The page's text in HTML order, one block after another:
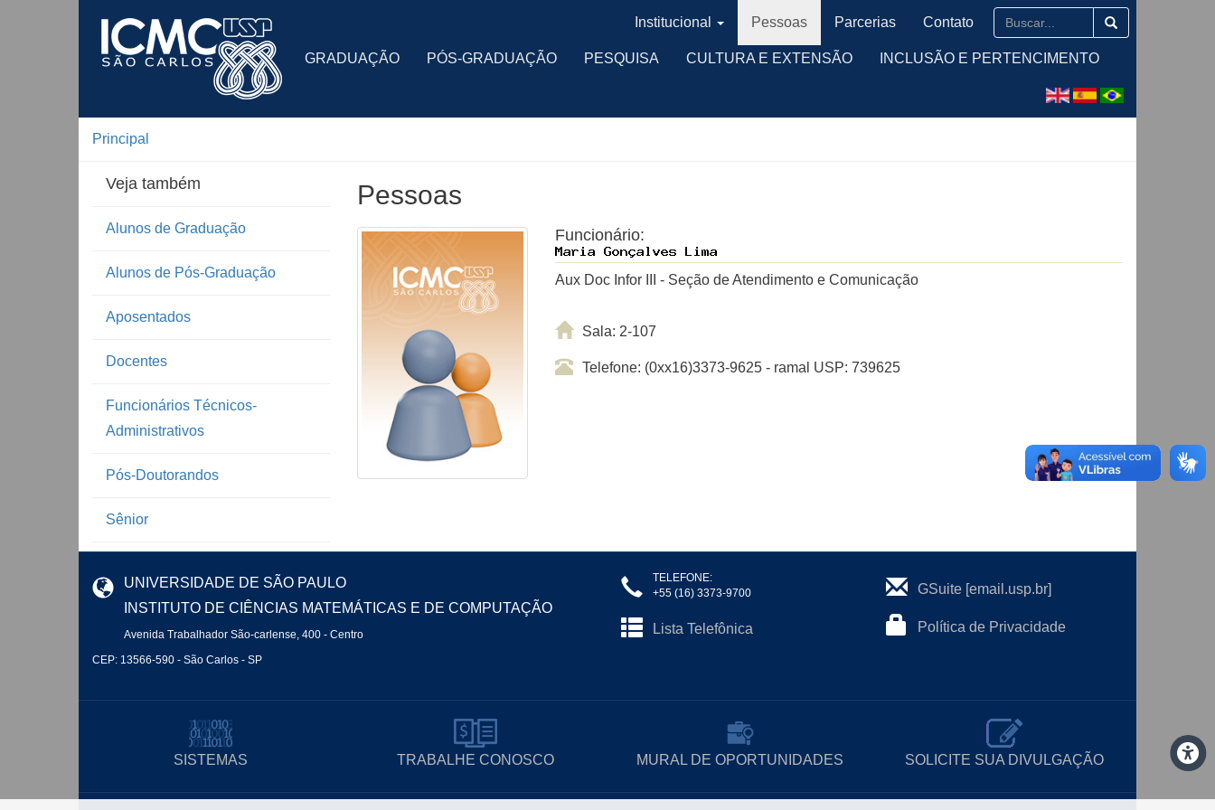
GRADUAÇÃO PÓS-GRADUAÇÃO PESQUISA CULTURA E EXTENSÃO INCLUSÃO E PERTENCIMENTO
Institucional Pessoas Parcerias Contato
Principal
Veja também
Alunos de Graduação
Alunos de Pós-Graduação
Aposentados
Docentes
Funcionários Técnicos-
Administrativos
Pós-Doutorandos
Sênior
Pessoas
Funcionário:
Aux Doc Infor III - Seção de Atendimento e Comunicação
Sala: 2-107
Telefone: (0xx16)3373-9625 - ramal USP: 739625
UNIVERSIDADE DE SÃO PAULO
INSTITUTO DE CIÊNCIAS MATEMÁTICAS E DE COMPUTAÇÃO
Avenida Trabalhador São-carlense, 400 - Centro
CEP: 13566-590 - São Carlos - SP
TELEFONE:
+55 (16) 3373-9700
Lista Telefônica
GSuite [email.usp.br]
Política de Privacidade
SISTEMAS TRABALHE CONOSCO MURAL DE OPORTUNIDADES SOLICITE SUA DIVULGAÇÃO